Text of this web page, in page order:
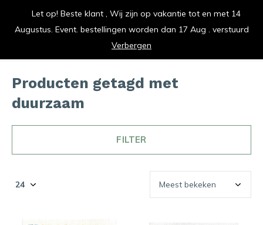
vrolijk je keuken op
Producten getagd met
duurzaam
FILTER
Let op! Beste klant , Wij zijn op vakantie tot en met 14
Augustus. Event. bestellingen worden dan 17 Aug . verstuurd
Verbergen